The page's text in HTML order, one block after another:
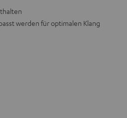
werden für optimalen Klang